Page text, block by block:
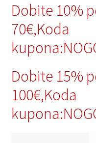
Dobite 10%
70€,Koda
Dobite 15%
100€,Koda